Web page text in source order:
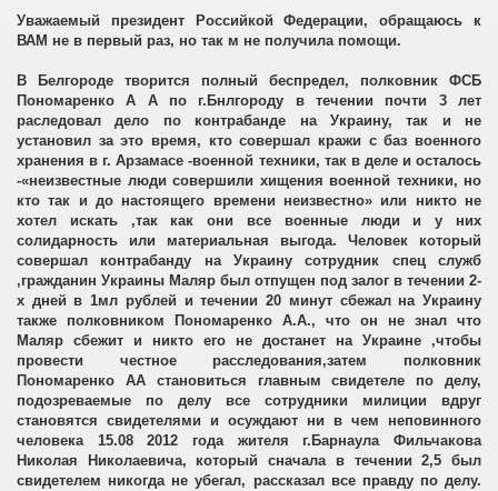
Уважаемый президент Российкой Федерации, обращаюсь к
ВАМ не в первый раз, но так м не получила помощи.
В Белгороде творится полный беспредел, полковник ФСБ
Пономаренко А А по г.Бнлгороду в течении почти 3 лет
раследовал дело по контрабанде на Украину, так и не
установил за это время, кто совершал кражи с баз военного
хранения в г. Арзамасе -военной техники, так в деле и осталось
-«неизвестные люди совершили хищения военной техники, но
кто так и до настоящего времени неизвестно» или никто не
хотел искать ,так как они все военные люди и у них
солидарность или материальная выгода. Человек который
совершал контрабанду на Украину сотрудник спец служб
,гражданин Украины Маляр был отпущен под залог в течении 2-
х дней в 1мл рублей и течении 20 минут сбежал на Украину
также полковником Пономаренко А.А., что он не знал что
Маляр сбежит и никто его не достанет на Украине ,чтобы
провести честное расследования,затем полковник
Пономаренко АА становиться главным свидетеле по делу,
подозреваемые по делу все сотрудники милиции вдруг
становятся свидетелями и осуждают ни в чем неповинного
человека 15.08 2012 года жителя г.Барнаула Фильчакова
Николая Николаевича, который сначала в течении 2,5 был
свидетелем никогда не убегал, рассказал все правду по делу.